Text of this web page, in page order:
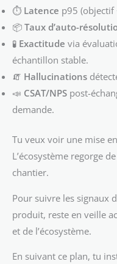
⏱️ Latence p95 (objectif
📦 Taux d’auto-
🧪 Exactitude via
échantillon stable.
🧯 Hallucinations
📣 CSAT/NPS post-
demande.
Tu veux voir une mise
L’écosystème regorge
chantier.
Pour suivre les signaux
produit, reste en veille
et de l’écosystème.
En suivant ce plan, tu